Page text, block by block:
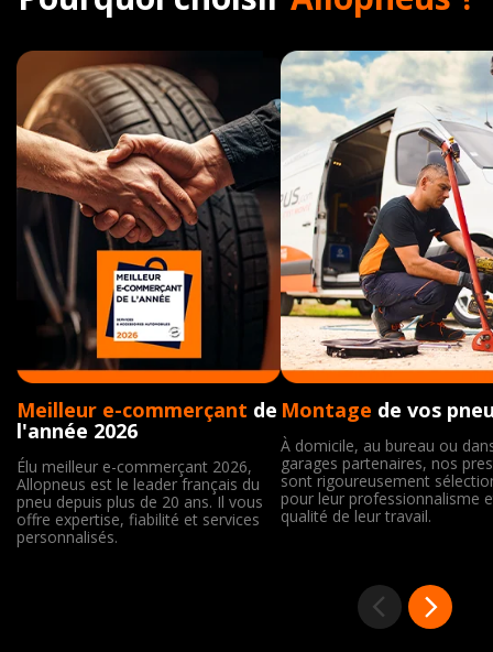
Meilleur e-commerçant de
l'année 2026
Élu meilleur e-commerçant 2026,
Allopneus est le leader français du
pneu depuis plus de 20 ans. Il vous
offre expertise, fiabilité et services
personnalisés.
Montage de vos
À domicile, au bureau ou
garages partenaires, nos
sont rigoureusement
pour leur professionnalisme
qualité de leur travail.